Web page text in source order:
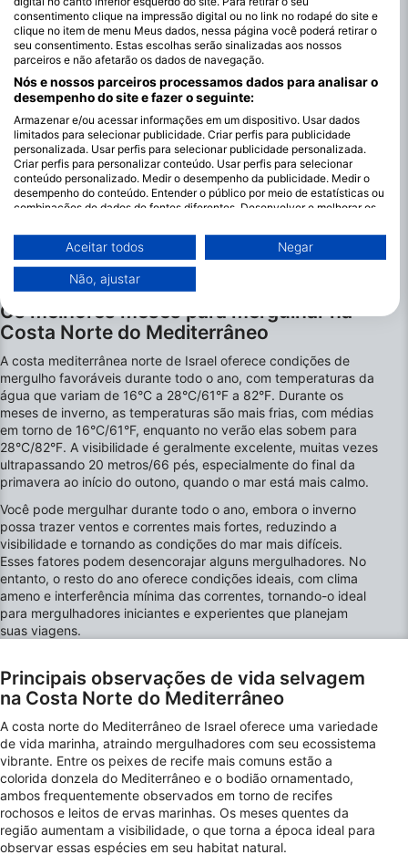
Os melhores meses para mergulhar na
Costa Norte do Mediterrâneo
A costa mediterrânea norte de Israel oferece condições de
mergulho favoráveis durante todo o ano, com temperaturas da
água que variam de 16°C a 28°C/61°F a 82°F. Durante os
meses de inverno, as temperaturas são mais frias, com médias
em torno de 16°C/61°F, enquanto no verão elas sobem para
28°C/82°F. A visibilidade é geralmente excelente, muitas vezes
ultrapassando 20 metros/66 pés, especialmente do final da
primavera ao início do outono, quando o mar está mais calmo.
Você pode mergulhar durante todo o ano, embora o inverno
possa trazer ventos e correntes mais fortes, reduzindo a
visibilidade e tornando as condições do mar mais difíceis.
Esses fatores podem desencorajar alguns mergulhadores. No
entanto, o resto do ano oferece condições ideais, com clima
ameno e interferência mínima das correntes, tornando-o ideal
para mergulhadores iniciantes e experientes que planejam
suas viagens.
Principais observações de vida selvagem
na Costa Norte do Mediterrâneo
A costa norte do Mediterrâneo de Israel oferece uma variedade
de vida marinha, atraindo mergulhadores com seu ecossistema
vibrante. Entre os peixes de recife mais comuns estão a
colorida donzela do Mediterrâneo e o bodião ornamentado,
ambos frequentemente observados em torno de recifes
rochosos e leitos de ervas marinhas. Os meses quentes da
região aumentam a visibilidade, o que torna a época ideal para
observar essas espécies em seu habitat natural.
consentimento clique na impressão digital ou no link no rodapé do site e
clique no item de menu Meus dados, nessa página você poderá retirar o
seu consentimento. Estas escolhas serão sinalizadas aos nossos
parceiros e não afetarão os dados de navegação.
Nós e nossos parceiros processamos dados para analisar o
desempenho do site e fazer o seguinte:
Armazenar e/ou acessar informações em um dispositivo. Usar dados
limitados para selecionar publicidade. Criar perfis para publicidade
personalizada. Usar perfis para selecionar publicidade personalizada.
Criar perfis para personalizar conteúdo. Usar perfis para selecionar
conteúdo personalizado. Medir o desempenho da publicidade. Medir o
desempenho do conteúdo. Entender o público por meio de estatísticas ou
combinações de dados de fontes diferentes. Desenvolver e melhorar os
Você pode encontrar mais informações sobre o uso de dados pelo Google
aqui: https://business.safety.google/privacy/
Os dados podem ser partilhados fora da União Europeia e enviados para
este site/aplicativo.
Ver lista de parceiros (1 fornecedores IAB)
Utilizamos os seus dados para as seguintes finalidades:
Finalidades de processamento do IAB:
Armazenar e/ou acessar informações em um
dispositivo
Usar dados limitados para selecionar
publicidade
Criar perfis para publicidade personalizada
Usar perfis para selecionar publicidade
personalizada
Criar perfis para personalizar conteúdo
Medir o desempenho da publicidade
Medir o desempenho do conteúdo
Entender o público por meio de estatísticas
ou combinações de dados de fontes
diferentes.
Desenvolver e melhorar os serviços
Aceitar todos Negar
Não, ajustar